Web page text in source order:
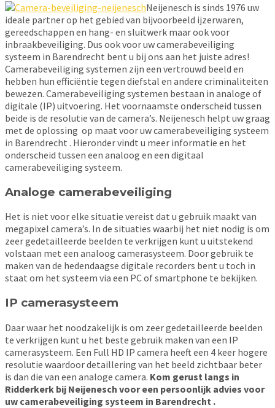
Neijenesch is sinds 1976 uw
ideale partner op het gebied van bijvoorbeeld ijzerwaren,
gereedschappen en hang- en sluitwerk maar ook voor
inbraakbeveiliging. Dus ook voor uw camerabeveiliging
systeem in Barendrecht bent u bij ons aan het juiste adres!
Camerabeveiliging systemen zijn een vertrouwd beeld en
hebben hun efficiëntie tegen diefstal en andere criminaliteiten
bewezen. Camerabeveiliging systemen bestaan in analoge of
digitale (IP) uitvoering. Het voornaamste onderscheid tussen
beide is de resolutie van de camera’s. Neijenesch helpt uw graag
met de oplossing op maat voor uw camerabeveiliging systeem
in Barendrecht . Hieronder vindt u meer informatie en het
onderscheid tussen een analoog en een digitaal
camerabeveiliging systeem.
Analoge camerabeveiliging
Het is niet voor elke situatie vereist dat u gebruik maakt van
megapixel camera’s. In de situaties waarbij het niet nodig is om
zeer gedetailleerde beelden te verkrijgen kunt u uitstekend
volstaan met een analoog camerasysteem. Door gebruik te
maken van de hedendaagse digitale recorders bent u toch in
staat om het systeem via een PC of smartphone te bekijken.
IP camerasysteem
Daar waar het noodzakelijk is om zeer gedetailleerde beelden
te verkrijgen kunt u het beste gebruik maken van een IP
camerasysteem. Een Full HD IP camera heeft een 4 keer hogere
resolutie waardoor detaillering van het beeld zichtbaar beter
is dan die van een analoge camera. Kom gerust langs in
Ridderkerk bij Neijenesch voor een persoonlijk advies voor
uw camerabeveiliging systeem in Barendrecht .